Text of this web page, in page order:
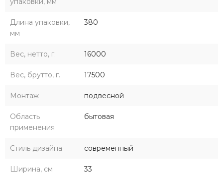
Длина упаковки,
мм
380
Вес, нетто, г. 16000
Вес, брутто, г. 17500
Монтаж подвесной
Область
применения
бытовая
Стиль дизайна современный
Ширина, см 33